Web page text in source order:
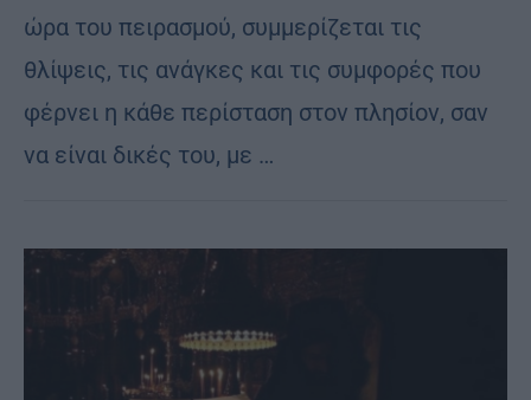
ώρα του πειρασμού, συμμερίζεται τις
θλίψεις, τις ανάγκες και τις συμφορές που
φέρνει η κάθε περίσταση στον πλησίον, σαν
να είναι δικές του, με …